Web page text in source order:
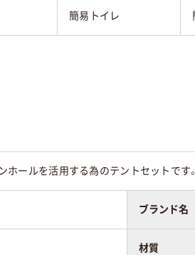
簡易トイレ
ールを活用する為のテントセットです
ブランド名
材質